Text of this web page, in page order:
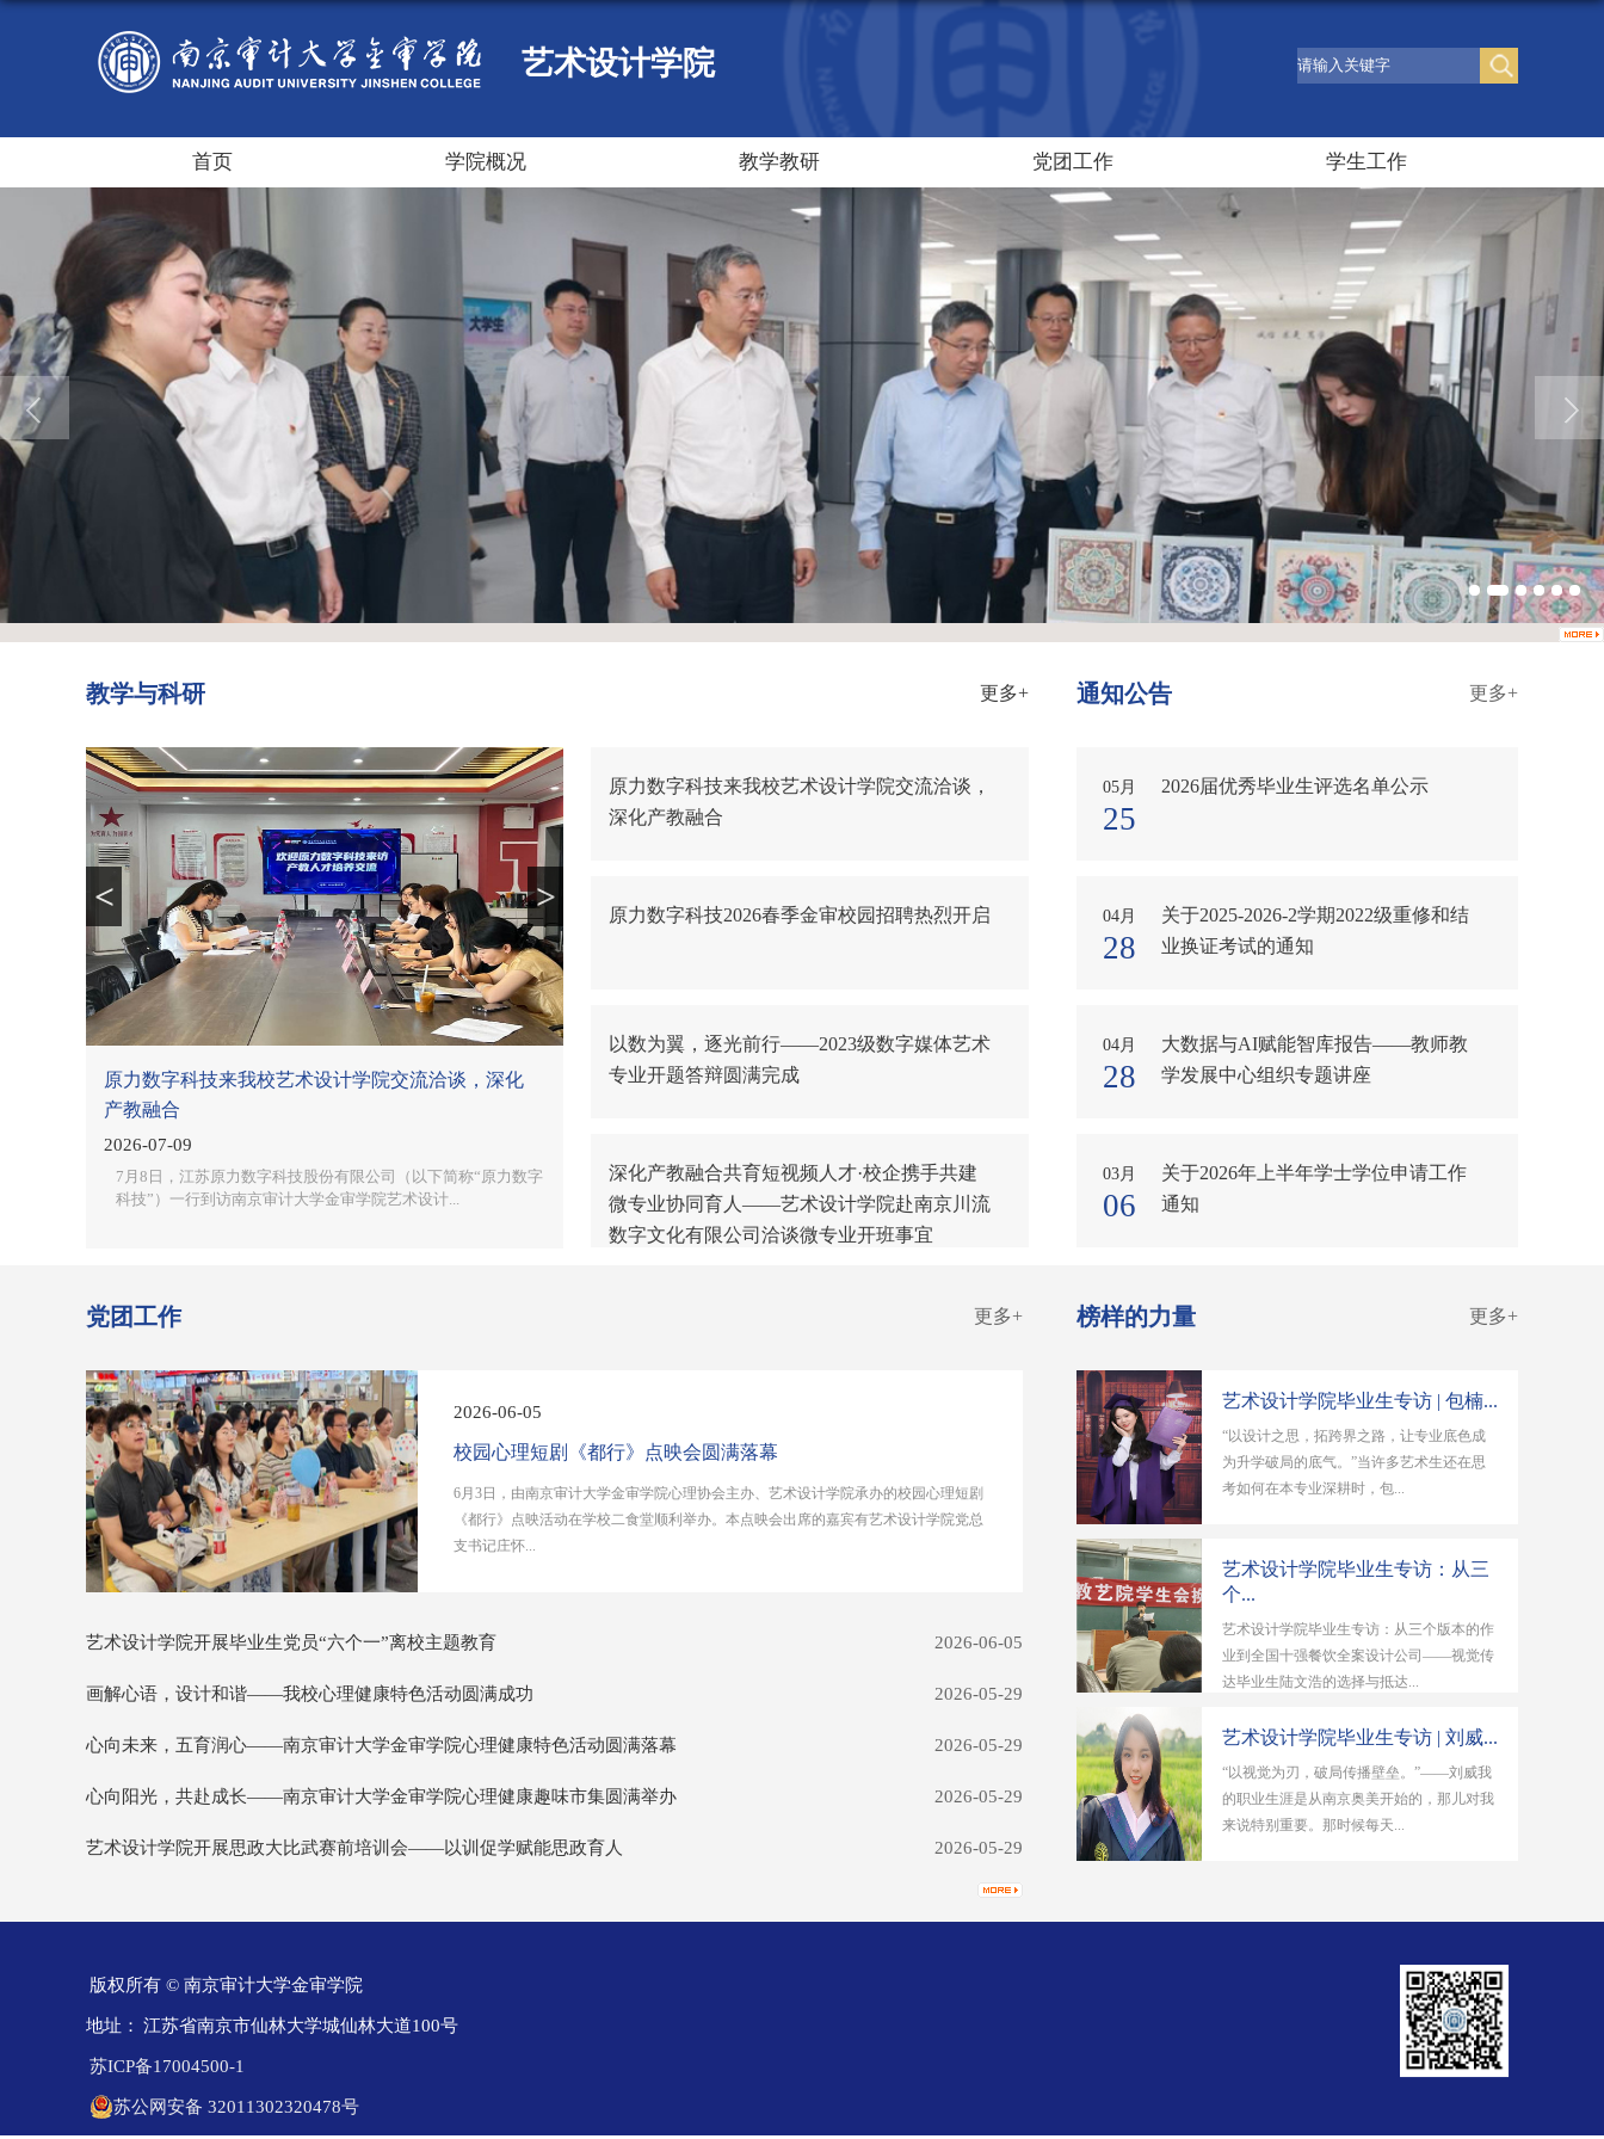
艺术设计学院
首页 学院概况 教学教研 党团工作 学生工作
教学与科研 更多+
原力数字科技来我校艺术设计学院交流洽谈，深化
产教融合
2026-07-09
7月8日，江苏原力数字科技股份有限公司（以下简称“原力数字
科技”）一行到访南京审计大学金审学院艺术设计...
< >
原力数字科技来我校艺术设计学院交流洽谈，
深化产教融合
原力数字科技2026春季金审校园招聘热烈开启
以数为翼，逐光前行——2023级数字媒体艺术
专业开题答辩圆满完成
深化产教融合共育短视频人才·校企携手共建
微专业协同育人——艺术设计学院赴南京川流
数字文化有限公司洽谈微专业开班事宜
通知公告 更多+
05月
25
2026届优秀毕业生评选名单公示
04月
28
关于2025-2026-2学期2022级重修和结
业换证考试的通知
04月
28
大数据与AI赋能智库报告——教师教
学发展中心组织专题讲座
03月
06
关于2026年上半年学士学位申请工作
通知
党团工作 更多+
2026-06-05
校园心理短剧《都行》点映会圆满落幕
6月3日，由南京审计大学金审学院心理协会主办、艺术设计学院承办的校园心理短剧
《都行》点映活动在学校二食堂顺利举办。本点映会出席的嘉宾有艺术设计学院党总
支书记庄怀...
2026-06-05
艺术设计学院开展毕业生党员“六个一”离校主题教育
2026-05-29
画解心语，设计和谐——我校心理健康特色活动圆满成功
2026-05-29
心向未来，五育润心——南京审计大学金审学院心理健康特色活动圆满落幕
2026-05-29
心向阳光，共赴成长——南京审计大学金审学院心理健康趣味市集圆满举办
2026-05-29
艺术设计学院开展思政大比武赛前培训会——以训促学赋能思政育人
榜样的力量 更多+
艺术设计学院毕业生专访 | 包楠...
“以设计之思，拓跨界之路，让专业底色成
为升学破局的底气。”当许多艺术生还在思
考如何在本专业深耕时，包...
艺术设计学院毕业生专访：从三
个...
艺术设计学院毕业生专访：从三个版本的作
业到全国十强餐饮全案设计公司——视觉传
达毕业生陆文浩的选择与抵达...
艺术设计学院毕业生专访 | 刘威...
“以视觉为刃，破局传播壁垒。”——刘威我
的职业生涯是从南京奥美开始的，那儿对我
来说特别重要。那时候每天...
版权所有 © 南京审计大学金审学院
地址： 江苏省南京市仙林大学城仙林大道100号
苏ICP备17004500-1
苏公网安备 32011302320478号